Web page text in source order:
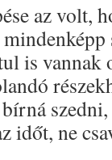
az volt,
is
időt, ne